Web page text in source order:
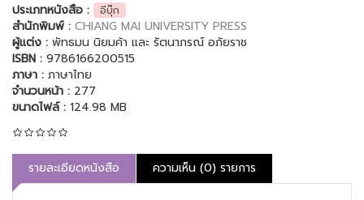
ประเภทหนังสือ :
อีบุ๊ก
สำนักพิมพ์ : CHIANG MAI UNIVERSITY PRESS
ผู้แต่ง : พัทธมน นิยมค้า และ รัตนาภรณ์ อภัยราช
ISBN : 9786166200515
ภาษา : ภาษาไทย
จำนวนหน้า : 277
ขนาดไฟล์ : 124.98 MB
รายละเอียดหนังสือ ความเห็น (0) รายการ